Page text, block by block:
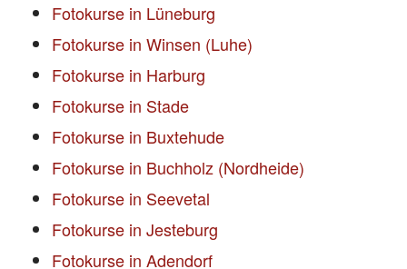
Fotokurse in Lüneburg
Fotokurse in Winsen (Luhe)
Fotokurse in Harburg
Fotokurse in Stade
Fotokurse in Buxtehude
Fotokurse in Buchholz (Nordheide)
Fotokurse in Seevetal
Fotokurse in Jesteburg
Fotokurse in Adendorf